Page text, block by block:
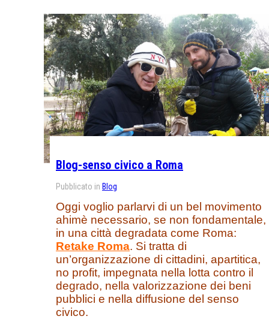
Blog-senso civico a Roma
Pubblicato in Blog
Oggi voglio parlarvi di un bel movimento
ahimè necessario, se non fondamentale,
in una città degradata come Roma:
Retake Roma. Si tratta di
un’organizzazione di cittadini, apartitica,
no profit, impegnata nella lotta contro il
degrado, nella valorizzazione dei beni
pubblici e nella diffusione del senso
civico.